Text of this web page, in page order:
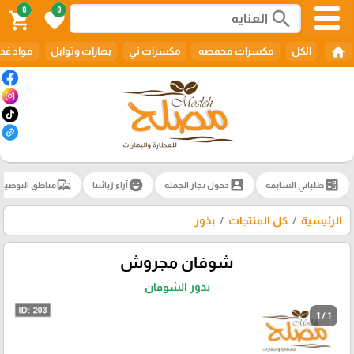
search
0
favorite
0
shopping_cart
home الكل مكسرات محمصه مكسرات ني بهارات وتوابل مواد
ballotطلباتي السابقة account_box دخول تجار الجملة emoji_emotionsآراء زبائننا commuteمناطق
الرئيسية كل المنتجات بذور
شوفان مجروش
بذور الشوفان
1 / 1